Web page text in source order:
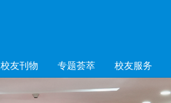
校友刊物 专题荟萃 校友服务